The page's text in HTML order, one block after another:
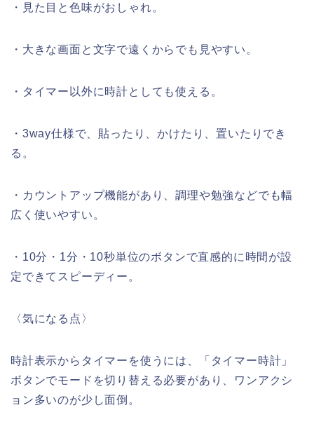
・見た目と色味がおしゃれ。
・大きな画面と文字で遠くからでも見やすい。
・タイマー以外に時計としても使える。
・3way仕様で、貼ったり、かけたり、置いたりでき
る。
・カウントアップ機能があり、調理や勉強などでも幅
広く使いやすい。
・10分・1分・10秒単位のボタンで直感的に時間が設
定できてスピーディー。
〈気になる点〉
時計表示からタイマーを使うには、「タイマー時計」
ボタンでモードを切り替える必要があり、ワンアクシ
ョン多いのが少し面倒。